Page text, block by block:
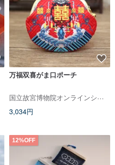
万福双喜がま口ポーチ
国立故宮博物院オンラインショップ
3,034円
12%OFF